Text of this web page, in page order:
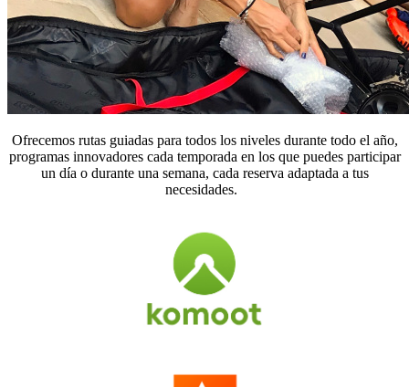
Ofrecemos rutas guiadas para todos los niveles durante todo el año,
programas innovadores cada temporada en los que puedes participar
un día o durante una semana, cada reserva adaptada a tus
necesidades.